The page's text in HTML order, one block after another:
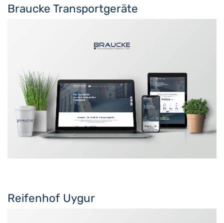
Braucke Transportgeräte
Reifenhof Uygur